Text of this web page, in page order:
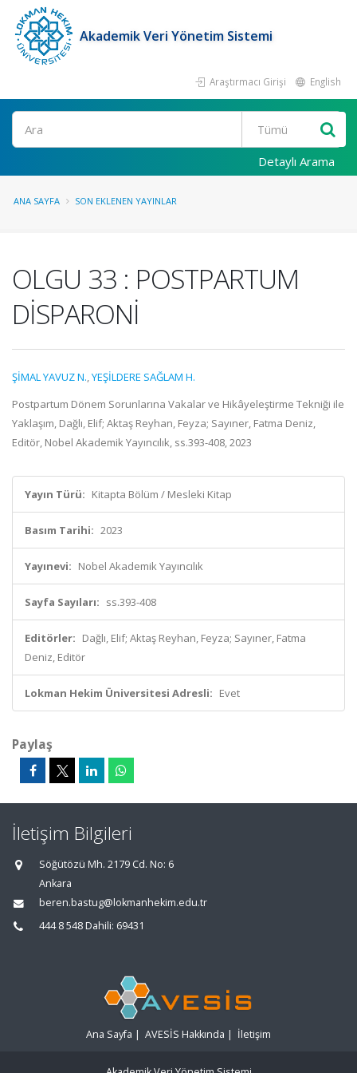
Akademik Veri Yönetim Sistemi
Araştırmacı Girişi English
Ara
Detaylı Arama
ANA SAYFA SON EKLENEN YAYINLAR
OLGU 33 : POSTPARTUM
DİSPARONİ
ŞİMAL YAVUZ N.,YEŞİLDERE SAĞLAM H.
Postpartum Dönem Sorunlarına Vakalar ve Hikâyeleştirme Tekniği ile
Yaklaşım, Dağlı, Elif; Aktaş Reyhan, Feyza; Sayıner, Fatma Deniz,
Editör, Nobel Akademik Yayıncılık, ss.393-408, 2023
Yayın Türü: Kitapta Bölüm / Mesleki Kitap
Basım Tarihi: 2023
Yayınevi: Nobel Akademik Yayıncılık
Sayfa Sayıları: ss.393-408
Editörler: Dağlı, Elif; Aktaş Reyhan, Feyza; Sayıner, Fatma
Deniz, Editör
Lokman Hekim Üniversitesi Adresli: Evet
Paylaş
İletişim Bilgileri
Söğütözü Mh. 2179 Cd. No: 6
Ankara
beren.bastug@lokmanhekim.edu.tr
444 8 548 Dahili: 69431
Ana Sayfa | AVESİS Hakkında | İletişim